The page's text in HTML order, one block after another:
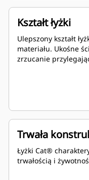
Kształt łyżki
Ulepszony kształt
materiału. Ukośne
zrzucanie
Trwała
Łyżki Cat®
trwałością i